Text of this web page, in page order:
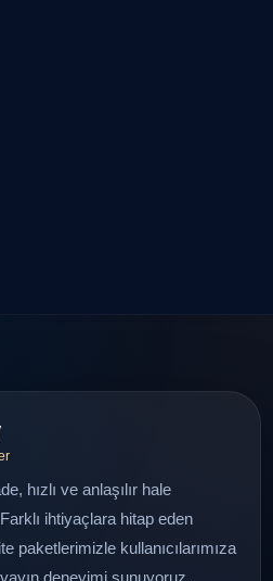
hızlı ve anlaşılır hale
ihtiyaçlara hitap eden
paketlerimizle kullanıcılarımıza
deneyimi sunuyoruz.